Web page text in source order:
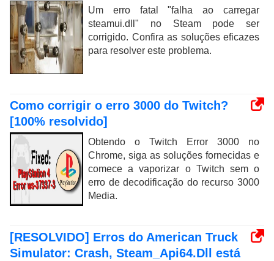
Um erro fatal "falha ao carregar
steamui.dll" no Steam pode ser
corrigido. Confira as soluções eficazes
para resolver este problema.
Como corrigir o erro 3000 do Twitch?
[100% resolvido]
Obtendo o Twitch Error 3000 no
Chrome, siga as soluções fornecidas e
comece a vaporizar o Twitch sem o
erro de decodificação do recurso 3000
Media.
[RESOLVIDO] Erros do American Truck
Simulator: Crash, Steam_Api64.Dll está